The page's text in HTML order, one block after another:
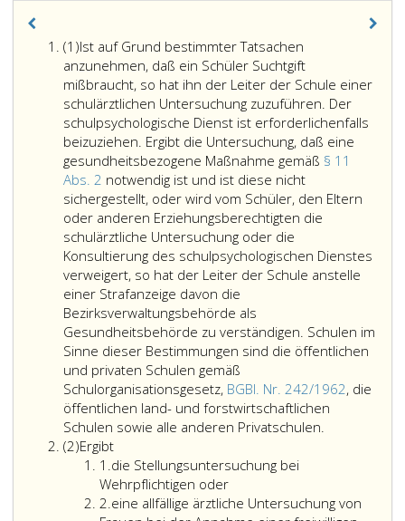
(1)Absatz
eins
Ist auf Grund bestimmter Tatsachen
anzunehmen, daß ein Schüler Suchtgift
mißbraucht, so hat ihn der Leiter der Schule einer
schulärztlichen Untersuchung zuzuführen. Der
schulpsychologische Dienst ist erforderlichenfalls
beizuziehen. Ergibt die Untersuchung, daß eine
gesundheitsbezogene Maßnahme gemäß § 11
Abs. 2 notwendig ist und ist diese nicht
sichergestellt, oder wird vom Schüler, den Eltern
oder anderen Erziehungsberechtigten die
schulärztliche Untersuchung oder die
Konsultierung des schulpsychologischen Dienstes
verweigert, so hat der Leiter der Schule anstelle
einer Strafanzeige davon die
Bezirksverwaltungsbehörde als
Gesundheitsbehörde zu verständigen. Schulen im
Sinne dieser Bestimmungen sind die öffentlichen
und privaten Schulen gemäß
Schulorganisationsgesetz, BGBl. Nr. 242/1962, die
öffentlichen land- und forstwirtschaftlichen
Schulen sowie alle anderen Privatschulen.
Tatsachen
(2)Absatz
2
Ergibt
1.Ziffer
eins
die Stellungsuntersuchung bei
Wehrpflichtigen oder
2.Ziffer
eine allfällige ärztliche Untersuchung von